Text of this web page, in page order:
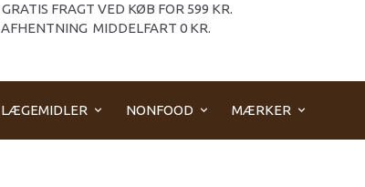
GRATIS FRAGT VED KØB FOR 599 KR.
AFHENTNING MIDDELFART 0 KR.
LÆGEMIDLER NONFOOD MÆRKER